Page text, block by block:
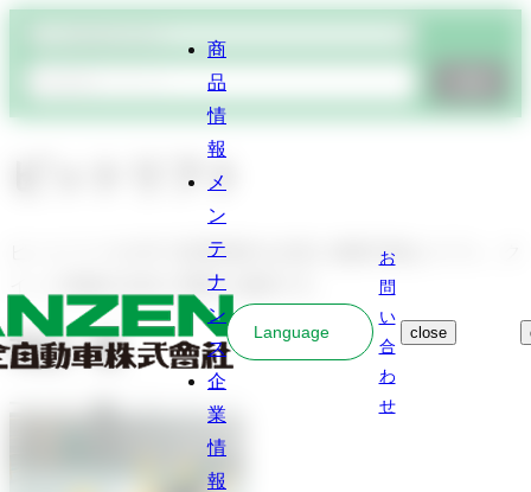
商
品
情
報
メ
ン
テ
ナ
ン
ス
企
業
情
報
Language
お
問
い
合
わ
せ
close
ピットリフト
ピットベースの中で設置場所を任意に移動可能なリフト。ク
イック整備や足回り整備に最適です。
商品一覧